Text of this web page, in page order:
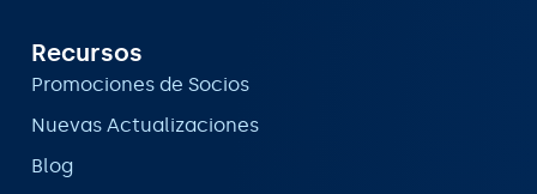
Recursos
Promociones de Socios
Nuevas Actualizaciones
Blog